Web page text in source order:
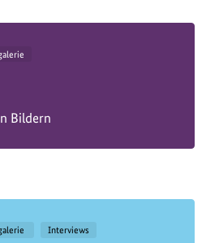
Bildern
Interviews